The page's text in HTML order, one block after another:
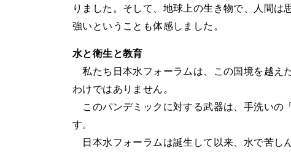
りました。そして、地球上の生き物で、人間
強いということも体感しました。
水と衛生と教育
私たち日本水フォーラムは、この国境を越え
わけではありません。
このパンデミックに対する武器は、手洗いの
す。
日本水フォーラムは誕生して以来、水で苦し